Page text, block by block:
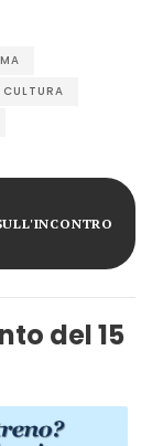
CULTURA
del 15